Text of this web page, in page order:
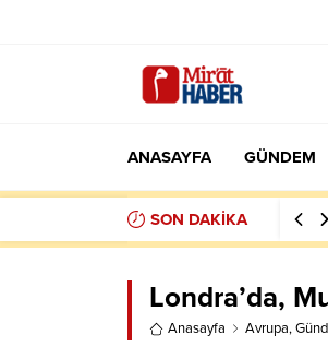
ANASAYFA GÜNDEM
SON DAKİKA
Londra’da,
Anasayfa Avrupa,